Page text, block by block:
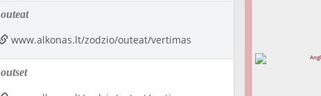
outeat
www.alkonas.lt/zodzio/outeat/vertimas
outset